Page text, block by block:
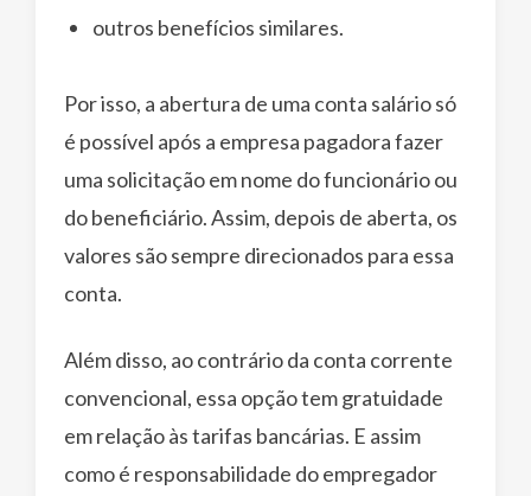
outros benefícios similares.
Por isso, a abertura de uma conta salário só
é possível após a empresa pagadora fazer
uma solicitação em nome do funcionário ou
do beneficiário. Assim, depois de aberta, os
valores são sempre direcionados para essa
conta.
Além disso, ao contrário da conta corrente
convencional, essa opção tem gratuidade
em relação às tarifas bancárias. E assim
como é responsabilidade do empregador